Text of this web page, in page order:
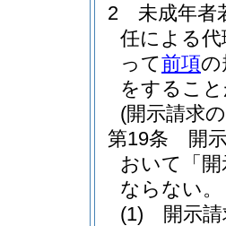
2
未成年者
任による代
って前項の
をするこ
(開示請求
第19条
開
おいて「
ならない。
(1)
開示